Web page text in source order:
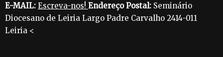
E-MAIL: Escreva-nos! Endereço Postal: Seminário
Diocesano de Leiria Largo Padre Carvalho 2414-011
Leiria <